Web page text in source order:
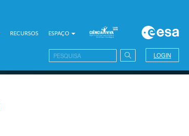
RECURSOS ESPAÇO
LOGIN